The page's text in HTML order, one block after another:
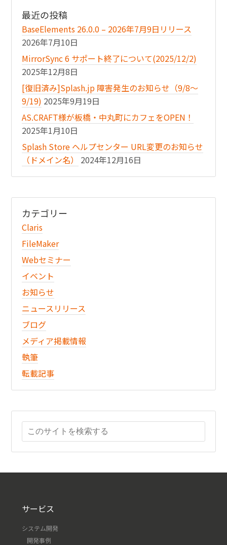
最近の投稿
BaseElements 26.0.0 – 2026年7月9日リリース
2026年7月10日
MirrorSync 6 サポート終了について(2025/12/2)
2025年12月8日
[復旧済み]Splash.jp 障害発生のお知らせ（9/8〜
9/19) 2025年9月19日
AS.CRAFT様が板橋・中丸町にカフェをOPEN！
2025年1月10日
Splash Store ヘルプセンター URL変更のお知らせ
（ドメイン名）
2024年12月16日
カテゴリー
Claris
FileMaker
Webセミナー
イベント
お知らせ
ニュースリリース
ブログ
メディア掲載情報
執筆
転載記事
サービス
システム開発
開発事例